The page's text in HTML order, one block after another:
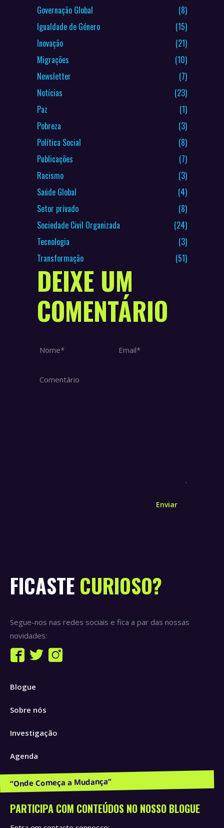
Governação Global
(8)
Igualdade de Género
(15)
Inovação
(21)
Migrações
(10)
Newsletter
(7)
Notícias
(23)
Paz
(1)
Pobreza
(3)
Política Social
(8)
Publicações
(7)
Racismo
(3)
Saúde Global
(4)
Setor privado
(8)
Sociedade Civil Organizada
(24)
Tecnologia
(3)
Transformação
(51)
DEIXE UM
COMENTÁRIO
Comentário
Nome * Email *
Enviar
FICASTE CURIOSO?
Segue-nos nas redes sociais e fica a par das nossas
novidades:
Find us on:
Facebook
opens
new
Twitter
new
Instagram
Blogue
Sobre nós
Investigação
Agenda
Publicações e Recursos
PARTICIPA COM CONTEÚDOS NO NOSSO BLOGUE